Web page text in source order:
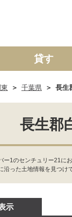
て マン
貸す
千葉県 長生
長生郡
1のセンチュリー21
った土地情報を見つ
示